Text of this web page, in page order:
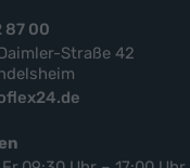
87 00
Straße 42